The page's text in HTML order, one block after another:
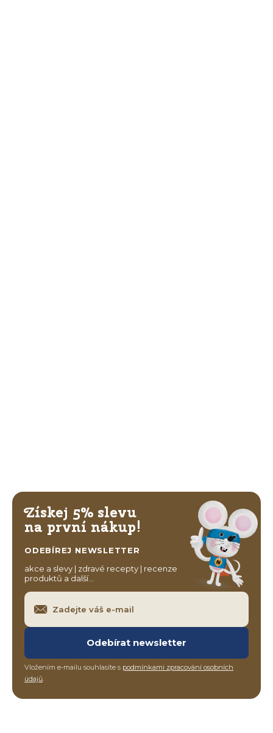
Získej 5% slevu
na první nákup!
ODEBÍREJ NEWSLETTER
akce a slevy | zdravé recepty | recenze
produktů a další…
Odebírat newsletter
Vložením e-mailu souhlasíte s podmínkami zpracování osobních
údajů.